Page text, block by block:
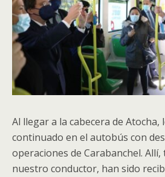
Al llegar a la cabecera de Atocha,
continuado en el autobús con
operaciones de Carabanchel.
nuestro conductor, han sido